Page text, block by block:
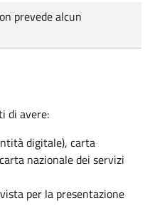
prevede alcun
di avere:
digitale), carta
nazionale dei servizi
per la presentazione